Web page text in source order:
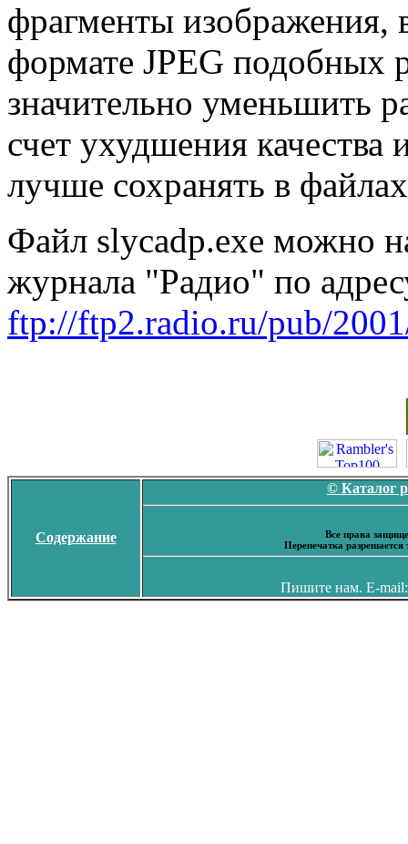
фрагменты изображения,
формате JPEG подобных
значительно уменьшить
счет ухудшения
лучше сохранять в
Файл slycadp.exe можно
журнала "Радио" по
ftp://ftp2.radio.ru/pub/
Содержание
© Каталог
Все права
Перепечатка
Пишите нам. E-